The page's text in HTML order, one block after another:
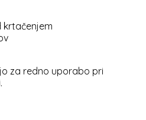
krtačenjem
za redno uporabo pri